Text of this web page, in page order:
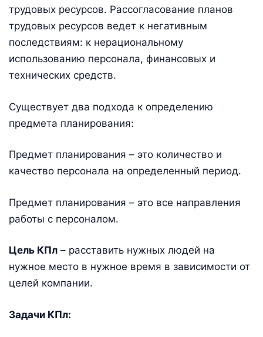
трудовых ресурсов. Рассогласование планов
трудовых ресурсов ведет к негативным
последствиям: к нерациональному
использованию персонала, финансовых и
технических средств.
Существует два подхода к определению
предмета планирования:
Предмет планирования – это количество и
качество персонала на определенный период.
Предмет планирования – это все направления
работы с персоналом.
Цель КПл – расставить нужных людей на
нужное место в нужное время в зависимости от
целей компании.
Задачи КПл: